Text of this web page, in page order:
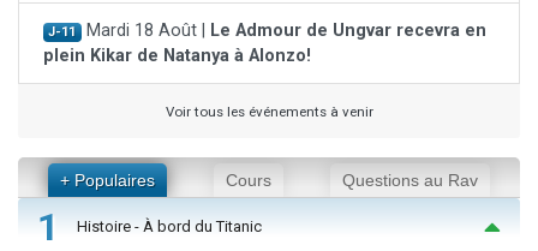
J-11 Mardi 18 Août |
Le Admour de Ungvar recevra en
plein Kikar de Natanya à Alonzo!
Voir tous les événements à venir
+ Populaires Cours Questions au Rav
1 Histoire - À bord du Titanic